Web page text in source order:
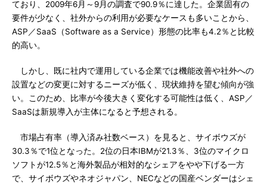
ており、2009年6月～9月の調査で90.9％に達した。企業固有の
要件が少なく、社外からの利用が必要なケースも多いことから、
ASP／SaaS（Software as a Service）形態の比率も4.2％と比較
的高い。
しかし、既に社内で運用している企業では機能改善や社外への
設置などの変更に対するニーズが低く、現状維持を望む傾向が強
い。このため、比率が今後大きく変化する可能性は低く、ASP／
SaaSは新規導入が主体になると予想される。
市場占有率（導入済み社数ベース）を見ると、サイボウズが
30.3％で1位となった。2位の日本IBMが21.3％、3位のマイクロ
ソフトが12.5％と海外製品が相対的なシェアをやや下げる一方
で、サイボウズやネオジャパン、NECなどの国産ベンダーはシェ